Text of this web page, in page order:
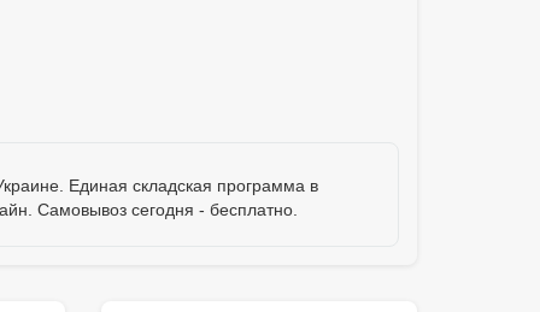
Единая складская программа в
Самовывоз сегодня - бесплатно.